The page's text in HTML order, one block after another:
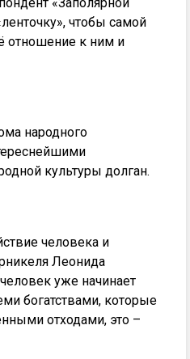
чтобы самой
отношение к ним и
народного
культуры долган.
человека и
Леонида
уже начинает
богатствами, которые
отходами, это –